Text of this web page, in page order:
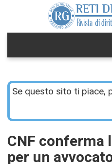
Se questo sito ti piace,
CNF conferma
per un